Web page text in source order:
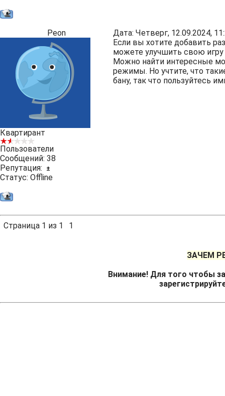
Peon Дата: Четверг, 12.09.2024,
Квартирант
Пользователи
Сообщений: 38
Репутация:
±
Статус: Offline
Если вы хотите добавить
можете улучшить свою
Можно найти интересные
режимы. Но учтите, что
бану, так что пользуйтесь
Страница 1 из 1 1
ЗАЧЕМ
Внимание! Для того чтобы